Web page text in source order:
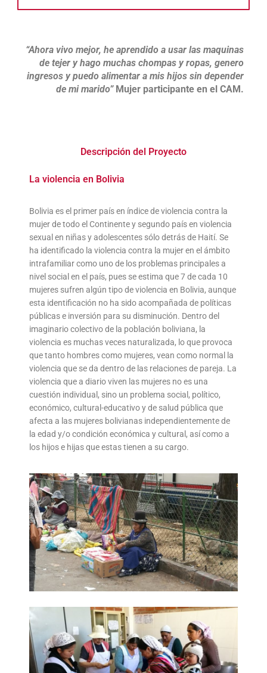
“Ahora vivo mejor, he aprendido a usar las maquinas
de tejer y hago muchas chompas y ropas, genero
ingresos y puedo alimentar a mis hijos sin depender
de mi marido” Mujer participante en el CAM.
Descripción del Proyecto
La violencia en Bolivia
Bolivia es el primer país en índice de violencia contra la
mujer de todo el Continente y segundo país en violencia
sexual en niñas y adolescentes sólo detrás de Haití. Se
ha identificado la violencia contra la mujer en el ámbito
intrafamiliar como uno de los problemas principales a
nivel social en el país, pues se estima que 7 de cada 10
mujeres sufren algún tipo de violencia en Bolivia, aunque
esta identificación no ha sido acompañada de políticas
públicas e inversión para su disminución. Dentro del
imaginario colectivo de la población boliviana, la
violencia es muchas veces naturalizada, lo que provoca
que tanto hombres como mujeres, vean como normal la
violencia que se da dentro de las relaciones de pareja. La
violencia que a diario viven las mujeres no es una
cuestión individual, sino un problema social, político,
económico, cultural-educativo y de salud pública que
afecta a las mujeres bolivianas independientemente de
la edad y/o condición económica y cultural, así como a
los hijos e hijas que estas tienen a su cargo.